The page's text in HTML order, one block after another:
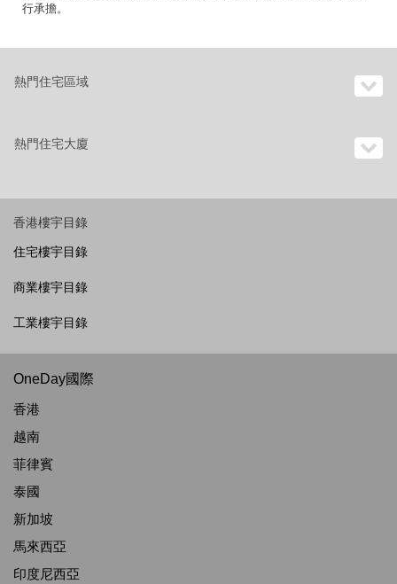
行承擔。
熱門住宅區域
熱門住宅大廈
香港樓宇目錄
住宅樓宇目錄
商業樓宇目錄
工業樓宇目錄
OneDay國際
香港
越南
菲律賓
泰國
新加坡
馬來西亞
印度尼西亞